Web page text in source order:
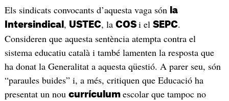
Els sindicats convocants d’aquesta vaga són la
Intersindical , USTEC, la COS i el SEPC.
Consideren que aquesta sentència atempta contra el
sistema educatiu català i també lamenten la resposta que
ha donat la Generalitat a aquesta qüestió. A parer seu, són
“paraules buides” i, a més, critiquen que Educació ha
presentat un nou currículum escolar que tampoc no